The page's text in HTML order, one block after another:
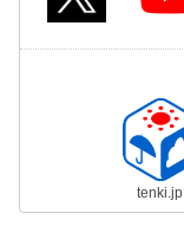
tenki.jp